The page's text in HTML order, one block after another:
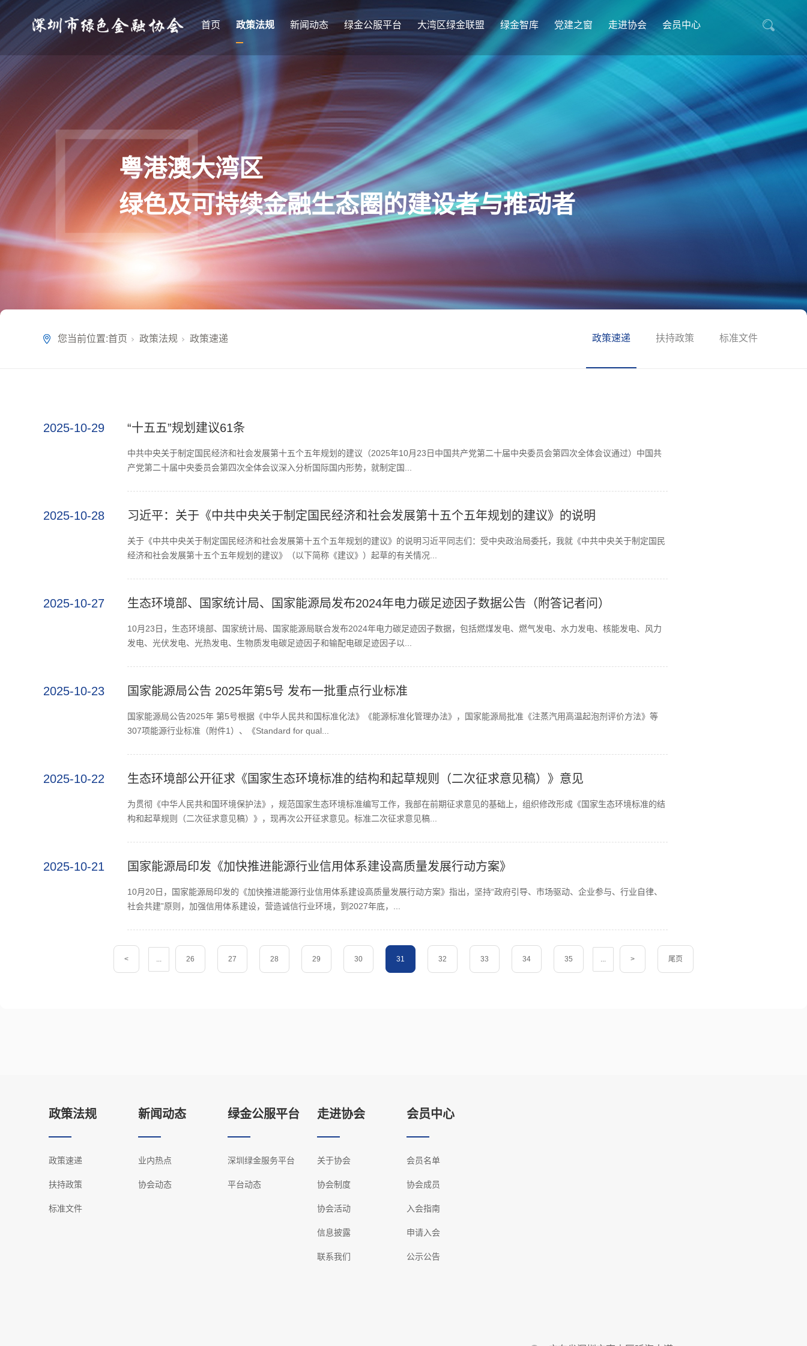
首页 政策法规 新闻动态 绿金公服平台 大湾区绿金联盟 绿金智库 党建之窗 走进协会 会员中心
粤港澳大湾区
绿色及可持续金融生态圈的建设者与推动者
您当前位置:首页 政策法规 政策速递 政策速递 扶持政策 标准文件
2025-10-29 “十五五”规划建议61条
中共中央关于制定国民经济和社会发展第十五个五年规划的建议（2025年10月23日中国共产党第二十届中央委员会第四次全体会议通过）中国共
产党第二十届中央委员会第四次全体会议深入分析国际国内形势，就制定国...
2025-10-28 习近平：关于《中共中央关于制定国民经济和社会发展第十五个五年规划的建议》的说明
关于《中共中央关于制定国民经济和社会发展第十五个五年规划的建议》的说明习近平同志们：受中央政治局委托，我就《中共中央关于制定国民
经济和社会发展第十五个五年规划的建议》（以下简称《建议》）起草的有关情况...
2025-10-27 生态环境部、国家统计局、国家能源局发布2024年电力碳足迹因子数据公告（附答记者问）
10月23日，生态环境部、国家统计局、国家能源局联合发布2024年电力碳足迹因子数据，包括燃煤发电、燃气发电、水力发电、核能发电、风力
发电、光伏发电、光热发电、生物质发电碳足迹因子和输配电碳足迹因子以...
2025-10-23 国家能源局公告 2025年第5号 发布一批重点行业标准
国家能源局公告2025年 第5号根据《中华人民共和国标准化法》《能源标准化管理办法》，国家能源局批准《注蒸汽用高温起泡剂评价方法》等
307项能源行业标准（附件1）、《Standard for qual...
2025-10-22 生态环境部公开征求《国家生态环境标准的结构和起草规则（二次征求意见稿）》意见
为贯彻《中华人民共和国环境保护法》，规范国家生态环境标准编写工作，我部在前期征求意见的基础上，组织修改形成《国家生态环境标准的结
构和起草规则（二次征求意见稿）》，现再次公开征求意见。标准二次征求意见稿...
2025-10-21 国家能源局印发《加快推进能源行业信用体系建设高质量发展行动方案》
10月20日，国家能源局印发的《加快推进能源行业信用体系建设高质量发展行动方案》指出，坚持“政府引导、市场驱动、企业参与、行业自律、
社会共建”原则，加强信用体系建设，营造诚信行业环境，到2027年底，...
< ... 26 27 28 29 30 31 32 33 34 35 ... > 尾页
政策法规
政策速递
扶持政策
标准文件
新闻动态
业内热点
协会动态
绿金公服平台
深圳绿金服务平台
平台动态
走进协会
关于协会
协会制度
协会活动
信息披露
联系我们
会员中心
会员名单
协会成员
入会指南
申请入会
公示公告